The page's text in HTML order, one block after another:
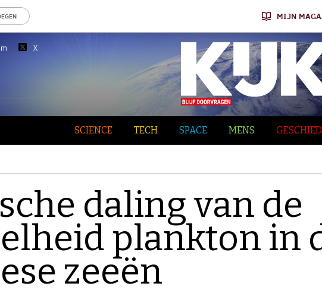
MIJN
X
SCIENCE TECH SPACE MENS
daling van de
plankton in
zeeën